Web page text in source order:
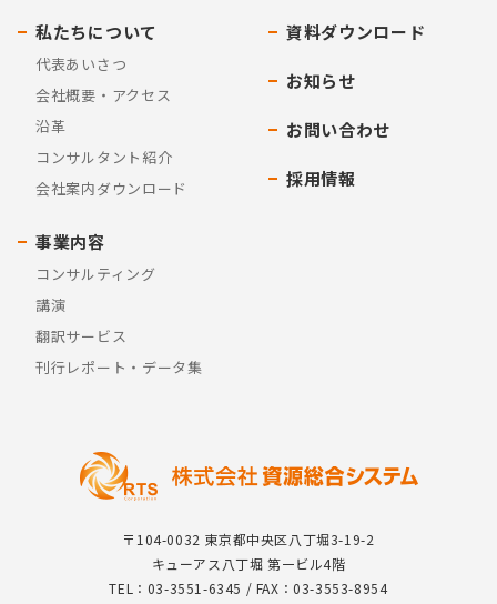
〒104-0032 東京都中央区八丁堀3-19-2
キューアス八丁堀 第一ビル4階
TEL：03-3551-6345 / FAX：03-3553-8954
私たちについて
代表あいさつ
会社概要・アクセス
沿革
コンサルタント紹介
会社案内ダウンロード
事業内容
コンサルティング
講演
翻訳サービス
刊行レポート・データ集
資料ダウンロード
お知らせ
お問い合わせ
採用情報